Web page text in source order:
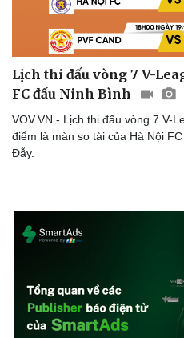
Lịch thi đấu vòng 7 V-
FC đấu Ninh Bình
VOV.VN - Lịch thi đấu vòng 7 V-
điểm là màn so tài của Hà Nội
Đẫy.